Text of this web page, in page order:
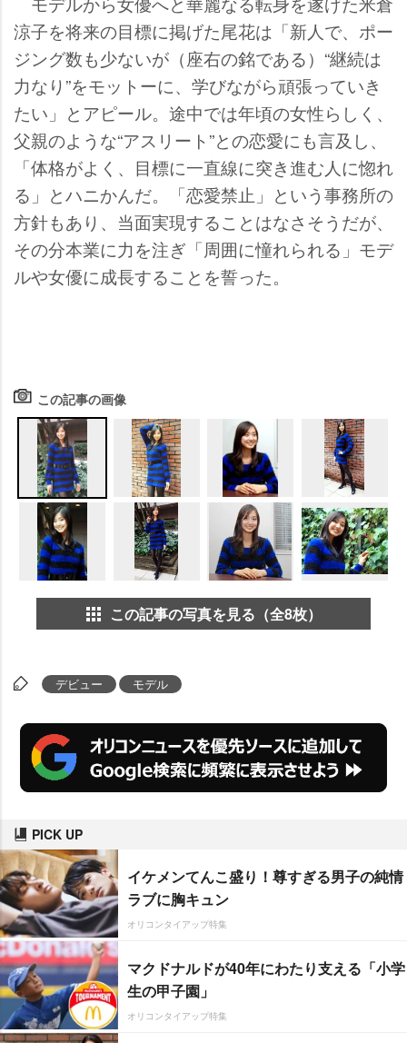
涼子を将来の目標に掲げた尾花は「新人で、ポー
ジング数も少ないが（座右の銘である）“継続は
力なり”をモットーに、学びながら頑張っていき
たい」とアピール。途中では年頃の女性らしく、
父親のような“アスリート”との恋愛にも言及し、
「体格がよく、目標に一直線に突き進む人に惚れ
る」とハニかんだ。「恋愛禁止」という事務所の
方針もあり、当面実現することはなさそうだが、
その分本業に力を注ぎ「周囲に憧れられる」モデ
ルや女優に成長することを誓った。
この記事の画像
この記事の写真を見る（全8枚）
デビュー モデル
PICK UP
イケメンてんこ盛り！尊すぎる男子の純情
ラブに胸キュン
オリコンタイアップ特集
マクドナルドが40年にわたり支える「小学
生の甲子園」
オリコンタイアップ特集